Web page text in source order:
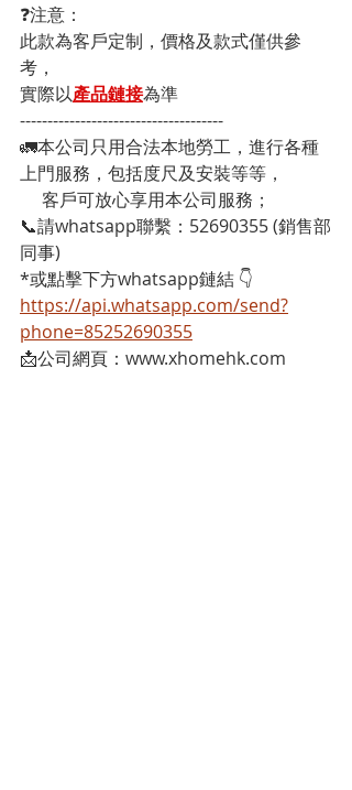
❓注意：
此款為客戶定制，價格及款式僅供參
考，
實際以產品鏈接為準
-------------------------------------
🚛本公司只用合法本地勞工，進行各種
上門服務，包括度尺及安裝等等，
     客戶可放心享用本公司服務；
📞請whatsapp聯繫：52690355 (銷售部
同事)
*或點擊下方whatsapp鏈結 👇
https://api.whatsapp.com/send?
phone=85252690355
📩公司網頁：www.xhomehk.com